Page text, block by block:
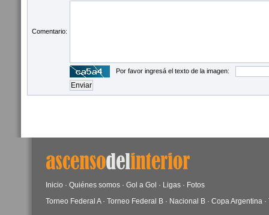
Comentario:
Por favor ingresá el texto de la imagen:
Inicio · Quiénes somos · Gol a Gol · Ligas · Fotos
Torneo Federal A· Torneo Federal B · Nacional B · Copa Argentina ·